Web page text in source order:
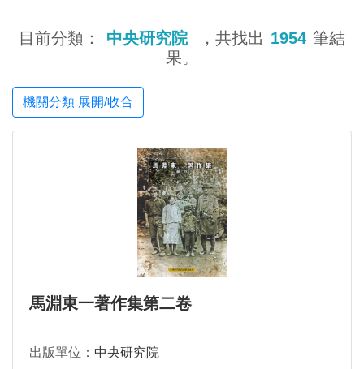
目前分類： 中央研究院 ，共找出 1954 筆結
果。
機關分類 展開/收合
馬淵東一著作集第二卷
出版單位： 中央研究院